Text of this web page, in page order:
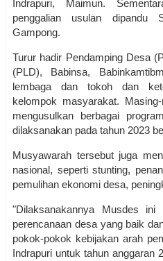
Indrapuri, Maimun.
penggalian usulan dipandu
Gampong.
Turur hadir Pendamping Desa
(PLD), Babinsa,
lembaga dan tokoh dan
kelompok masyarakat.
mengusulkan berbagai
dilaksanakan pada tahun 2023
Musyawarah tersebut juga
nasional, seperti stunting,
pemulihan ekonomi desa,
"Dilaksanakannya Musdes ini
perencanaan desa yang baik
pokok-pokok kebijakan arah
Indrapuri untuk tahun anggaran